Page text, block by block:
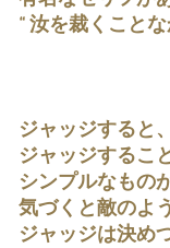
“ 汝を裁くことな
ジャッジすると
ジャッジするこ
シンプルなもの
気づくと敵のよ
ジャッジは決め